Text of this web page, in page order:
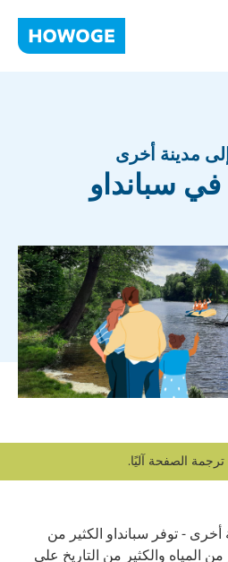
مدينة أخرى
سبانداو
الصفحة آليًا.
- توفر سبانداو الكثير من
المياه والكثير من التاريخ على